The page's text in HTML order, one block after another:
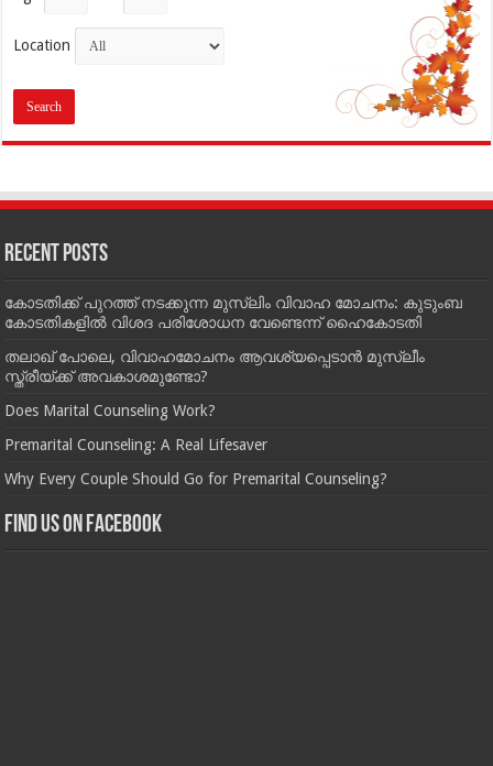
Location
Recent Posts
കോടതിക്ക് പുറത്ത് നടക്കുന്ന മുസ്‌ലിം വിവാഹ മോചനം: കുടുംബ
കോടതികളില്‍ വിശദ പരിശോധന വേണ്ടെന്ന് ഹൈകോടതി
തലാഖ് പോലെ, വിവാഹമോചനം ആവശ്യപ്പെടാൻ മുസ്ലീം
സ്ത്രീയ്ക്ക് അവകാശമുണ്ടോ?
Does Marital Counseling Work?
Premarital Counseling: A Real Lifesaver
Why Every Couple Should Go for Premarital Counseling?
Find us on Facebook